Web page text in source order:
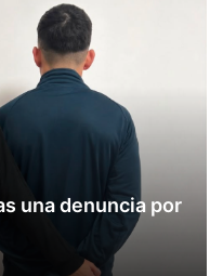
una denuncia por